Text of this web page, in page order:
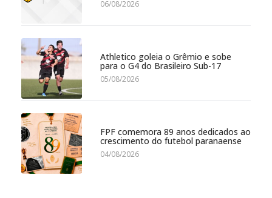
06/08/2026
Athletico goleia o Grêmio e sobe
para o G4 do Brasileiro Sub-17
05/08/2026
FPF comemora 89 anos dedicados ao
crescimento do futebol paranaense
04/08/2026